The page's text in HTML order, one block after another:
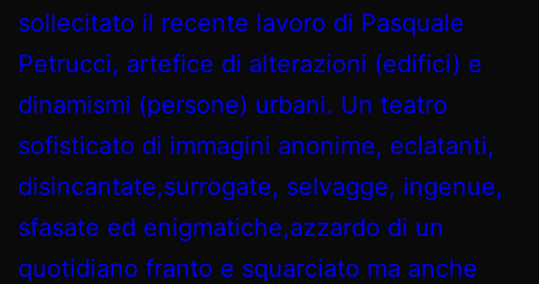
sollecitato il recente lavoro di Pasquale
Petrucci, artefice di alterazioni (edifici) e
dinamismi (persone) urbani. Un teatro
sofisticato di immagini anonime, eclatanti,
disincantate,surrogate, selvagge, ingenue,
sfasate ed enigmatiche,azzardo di un
quotidiano franto e squarciato ma anche